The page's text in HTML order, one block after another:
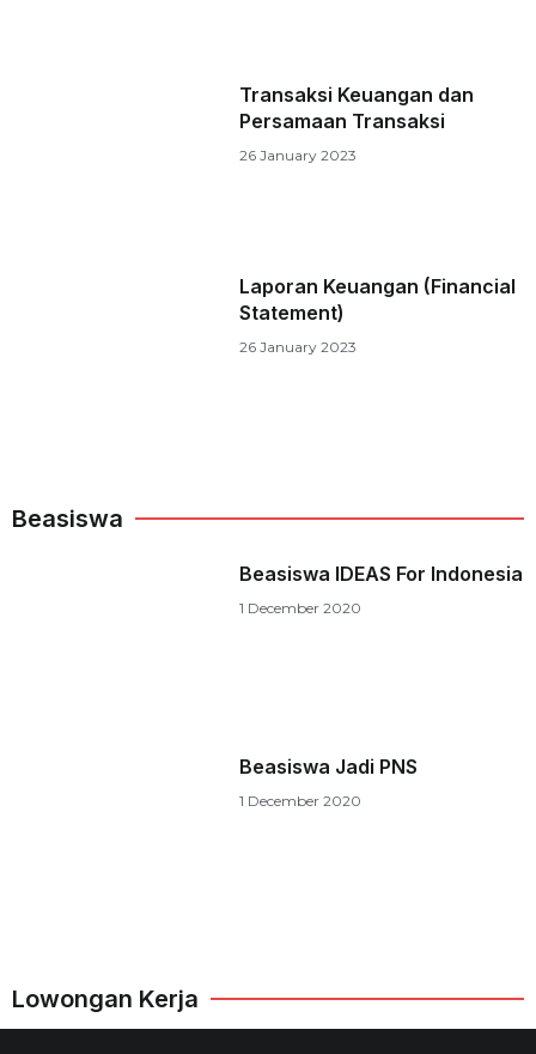
Transaksi Keuangan dan
Persamaan Transaksi
26 January 2023
Laporan Keuangan (Financial
Statement)
26 January 2023
Beasiswa
Beasiswa IDEAS For Indonesia
1 December 2020
Beasiswa Jadi PNS
1 December 2020
Lowongan Kerja